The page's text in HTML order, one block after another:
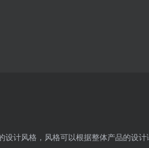
计风格，风格可以根据整体产品的设